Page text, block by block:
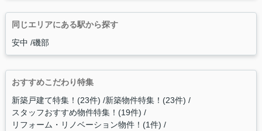
同じエリアにある駅から探す
安中 磯部
おすすめこだわり特集
新築戸建て特集！(23件) 新築物件特集！(23件)
スタッフおすすめ物件特集！(19件)
リフォーム・リノベーション物件！(1件)